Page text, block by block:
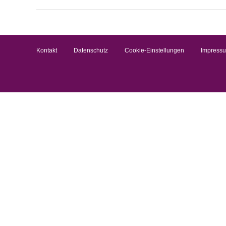
Kontakt Datenschutz Cookie-Einstellungen